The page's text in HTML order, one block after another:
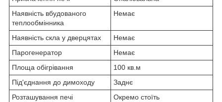
Наявність вбудованого
теплообмінника
Немає
Наявність скла у дверцятах
Немає
Парогенератор
Немає
Площа обігрівання
100 кв.м
Під'єднання до димоходу
Заднє
Розташування печі
Окремо стоїть